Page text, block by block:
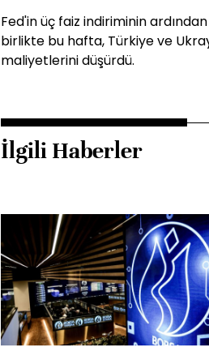
Fed'in üç faiz indiriminin
birlikte bu hafta, Türkiye ve
maliyetlerini düşürdü.
İlgili Haberler